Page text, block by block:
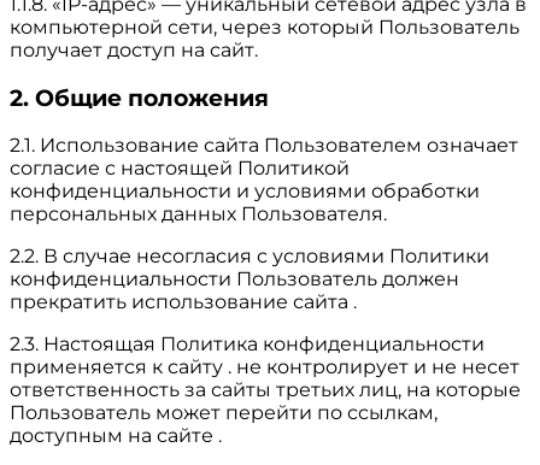
компьютерной сети, через который Пользователь
получает доступ на сайт.
2. Общие положения
2.1. Использование сайта Пользователем означает
согласие с настоящей Политикой
конфиденциальности и условиями обработки
персональных данных Пользователя.
2.2. В случае несогласия с условиями Политики
конфиденциальности Пользователь должен
прекратить использование сайта .
2.3. Настоящая Политика конфиденциальности
применяется к сайту . не контролирует и не несет
ответственность за сайты третьих лиц, на которые
Пользователь может перейти по ссылкам,
доступным на сайте .